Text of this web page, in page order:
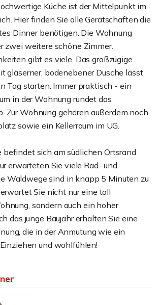
Küche ist der Mittelpunkt im
Hier finden Sie alle Gerätschaften die
Dinner benötigen. Die Wohnung
zwei weitere schöne Zimmer.
gibt es viele. Das großzügige
gläserner, bodenebener Dusche lässt
Tag starten. Immer praktisch - ein
in der Wohnung rundet das
Zur Wohnung gehören außerdem noch
sowie ein Kellerraum im UG.
befindet sich am südlichen Ortsrand
erwarteten Sie viele Rad- und
Waldwege sind in knapp 5 Minuten zu
Sie nicht nur eine toll
sondern auch ein hoher
das junge Baujahr erhalten Sie eine
die in der Anmutung wie ein
und wohlfühlen!